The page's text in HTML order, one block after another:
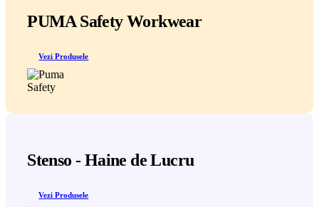
PUMA Safety Workwear
Vezi Produsele
Stenso - Haine de Lucru
Vezi Produsele